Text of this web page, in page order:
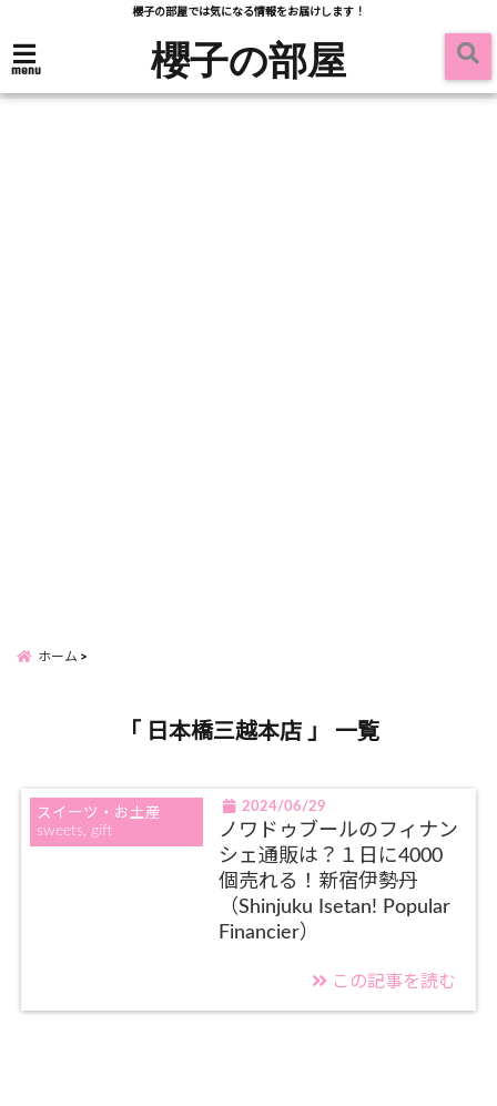
櫻子の部屋では気になる情報をお届けします！
menu 櫻子の部屋
ホーム
「 日本橋三越本店 」 一覧
スイーツ・お土産
sweets, gift
2024/06/29
ノワドゥブールのフィナン
シェ通販は？１日に4000
個売れる！新宿伊勢丹
（Shinjuku Isetan! Popular
Financier）
この記事を読む